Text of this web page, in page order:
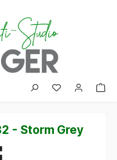
- Storm Grey